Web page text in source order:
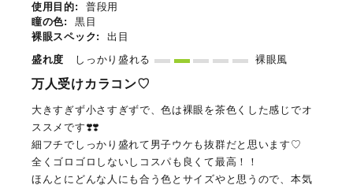
使用目的:
普段用
瞳の色:
黒目
裸眼スペック:
出目
盛れ度
しっかり盛れる 裸眼風
万人受けカラコン♡
大きすぎず小さすぎずで、色は裸眼を茶色くした感じでオ
ススメです❣️❣️
細フチでしっかり盛れて男子ウケも抜群だと思います♡
全くゴロゴロしないしコスパも良くて最高！！
ほんとにどんな人にも合う色とサイズやと思うので、本気